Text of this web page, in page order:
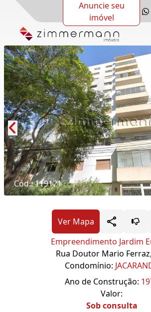
Anuncie seu
imóvel
Cód.: 119121
Ver Mapa
Empreendimento Jardim
Rua Doutor Mario
Condomínio:
Ano de Construção:
Valor:
Sob consulta